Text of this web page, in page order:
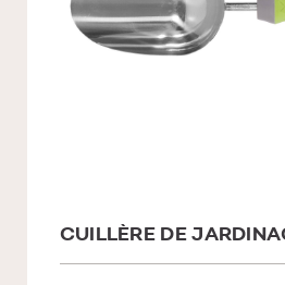
CUILLÈRE DE